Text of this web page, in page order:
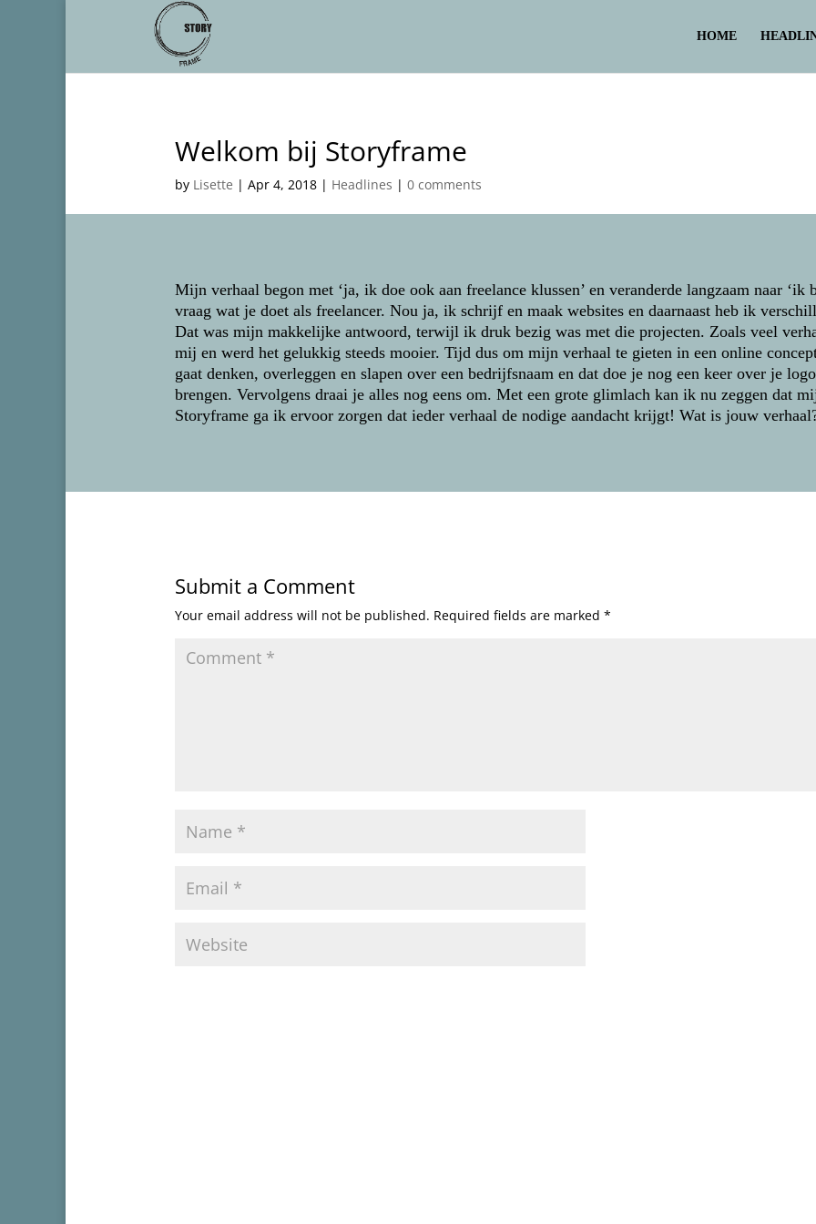
HOME
Welkom bij Storyframe
by Lisette | Apr 4, 2018 | Headlines | 0 comments
Mijn verhaal begon met ‘ja, ik doe ook aan freelance klussen’ en veranderde langzaam naar
vraag wat je doet als freelancer. Nou ja, ik schrijf en maak websites en daarnaast heb ik
Dat was mijn makkelijke antwoord, terwijl ik druk bezig was met die projecten. Zoals veel
mij en werd het gelukkig steeds mooier. Tijd dus om mijn verhaal te gieten in een online
gaat denken, overleggen en slapen over een bedrijfsnaam en dat doe je nog een keer over je
brengen. Vervolgens draai je alles nog eens om. Met een grote glimlach kan ik nu zeggen dat
Storyframe ga ik ervoor zorgen dat ieder verhaal de nodige aandacht krijgt! Wat is jouw
Submit a Comment
Your email address will not be published. Required fields are marked *